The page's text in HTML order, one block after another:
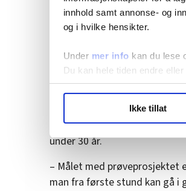
innhold samt annonse- og
og i hvilke hensikter.
Under mer info kan du lese
Du kan hele tiden endre
hvordan våre nettsider blir
annonsering. Disse er angitt
Ikke tillat
Denne pakka inneholder
Det samme gjør en styrking
gjennomføres i seks
Dette prøveprosjektet skal
under 30 år.
– Målet med prøveprosjektet
man fra første stund kan gå i